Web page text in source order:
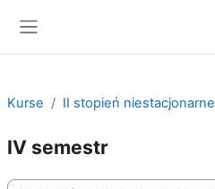
Kurse II stopień niestacjonarne
IV semestr